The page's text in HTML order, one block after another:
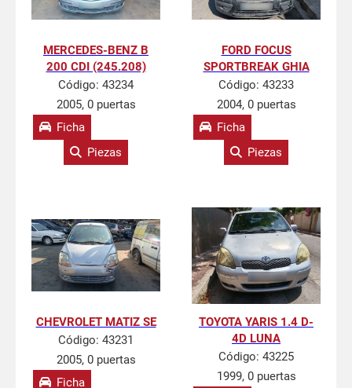
MERCEDES-BENZ B
200 CDI (245.208)
Código: 43234
2005, 0 puertas
Ficha
Piezas
FORD FOCUS
SPORTBREAK GHIA
Código: 43233
2004, 0 puertas
Ficha
Piezas
CHEVROLET MATIZ SE
Código: 43231
2005, 0 puertas
Ficha
TOYOTA YARIS 1.4 D-
4D LUNA
Código: 43225
1999, 0 puertas